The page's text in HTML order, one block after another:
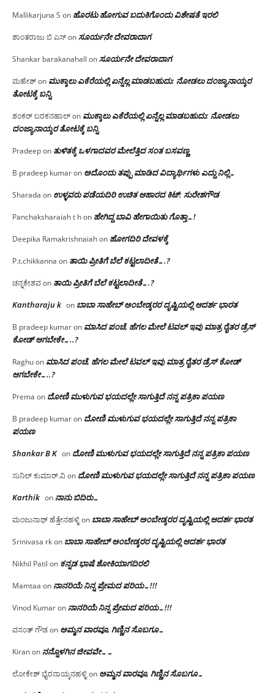
Mallikarjuna S on ಹೊರಟು ಹೋಗುವ ಬದುಕಿಗೊಂದು ವಿಶೇಷತೆ ಇರಲಿ
ಶಾಂತರಾಜು ಬಿ ಎಸ್onಸೂರ್ಯನೇ ದೇವರಾದಾಗ
Shankar barakanahall onಸೂರ್ಯನೇ ದೇವರಾದಾಗ
ಮಹೇಶ್on ಮುಕ್ಕಾಲು ಎಕೆರೆಯಲ್ಲಿ ಏನ್ನೆಲ್ಲ‌ ಮಾಡಬಹುದು: ನೋಡಲು ದಂಜ್ಯಾನಾಯ್ಕರ
ತೋಟಕ್ಕೆ ಬನ್ನಿ
ಶಂಕರ್ ಬರಕನಹಾಲ್on ಮುಕ್ಕಾಲು ಎಕೆರೆಯಲ್ಲಿ ಏನ್ನೆಲ್ಲ‌ ಮಾಡಬಹುದು: ನೋಡಲು
ದಂಜ್ಯಾನಾಯ್ಕರ ತೋಟಕ್ಕೆ ಬನ್ನಿ
Pradeepon ತುಳಿತಕ್ಕೆ ಒಳಗಾದವರ ಮೇಲೆತ್ತಿದ ಸಂತ ಬಸವಣ್ಣ
B pradeep kumaron ಅದೊಂದು ತಪ್ಪು ಮಾಡಿದ ವಿದ್ಯಾರ್ಥಿಗಳು ಎದ್ದು ನಿಲ್ಲಿ…
Sharada on ಉಳ್ಳವರು ಪಡೆಯದಿರಿ ಉಚಿತ ಆಹಾರದ ಕಿಟ್: ಸುರೇಶಗೌಡ
Panchaksharaiah t hon ಹೇಗಿದ್ದ ಬಾವಿ ಹೇಗಾಯಿತು ಗೊತ್ತಾ…!
Deepika Ramakrishnaiahon ಹೋಗದಿರಿ ದೇವಳಕ್ಕೆ
P.t.chikkanna on ತಾಯಿ ಪ್ರೀತಿಗೆ ಬೆಲೆ ಕಟ್ಟಲಾದೀತೆ….?
ಚನ್ನಕೇಶವon ತಾಯಿ ಪ್ರೀತಿಗೆ ಬೆಲೆ ಕಟ್ಟಲಾದೀತೆ….?
Kantharaju k on ಬಾಬಾ ಸಾಹೇಬ್ ಅಂಬೇಡ್ಕರರ ದೃಷ್ಟಿಯಲ್ಲಿ ಆದರ್ಶ ಭಾರತ
B pradeep kumaron ಮಾಸಿದ ಪಂಚೆ, ಹೆಗಲ ಮೇಲೆ ಟವಲ್‌ ಇವು ಮಾತ್ರ ರೈತರ ಡ್ರೆಸ್‌
ಕೋಡ್ ಆಗಬೇಕೇ…..?‌
Raghuon ಮಾಸಿದ ಪಂಚೆ, ಹೆಗಲ ಮೇಲೆ ಟವಲ್‌ ಇವು ಮಾತ್ರ ರೈತರ ಡ್ರೆಸ್‌ ಕೋಡ್
ಆಗಬೇಕೇ…..?‌
Prema on ದೋಣಿ ಮುಳುಗುವ ಭಯದಲ್ಲೇ ಸಾಗುತ್ತಿದೆ ನನ್ನ ಪತ್ರಿಕಾ ಪಯಣ
B pradeep kumaron ದೋಣಿ ಮುಳುಗುವ ಭಯದಲ್ಲೇ ಸಾಗುತ್ತಿದೆ ನನ್ನ ಪತ್ರಿಕಾ
ಪಯಣ
Shankar B K on ದೋಣಿ ಮುಳುಗುವ ಭಯದಲ್ಲೇ ಸಾಗುತ್ತಿದೆ ನನ್ನ ಪತ್ರಿಕಾ ಪಯಣ
ಸುನಿಲ್ ಕುಮಾರ್.ವಿon ದೋಣಿ ಮುಳುಗುವ ಭಯದಲ್ಲೇ ಸಾಗುತ್ತಿದೆ ನನ್ನ ಪತ್ರಿಕಾ ಪಯಣ
Karthik on ನಾನು ಬಿದಿರು…
ಮಂಜುನಾಥ್ ಹೆತ್ತೇನಹಳ್ಳಿon ಬಾಬಾ ಸಾಹೇಬ್ ಅಂಬೇಡ್ಕರರ ದೃಷ್ಟಿಯಲ್ಲಿ ಆದರ್ಶ ಭಾರತ
Srinivasa rkon ಬಾಬಾ ಸಾಹೇಬ್ ಅಂಬೇಡ್ಕರರ ದೃಷ್ಟಿಯಲ್ಲಿ ಆದರ್ಶ ಭಾರತ
Nikhil Patil on ಕನ್ನಡ ಭಾಷೆ ಶೋಕಿಯಾಗದಿರಲಿ
Mamtaa on ನಾನರಿಯೆ ನಿನ್ನ ಪ್ರೇಮದ ಪರಿಯ…!!!
Vinod Kumaron ನಾನರಿಯೆ ನಿನ್ನ ಪ್ರೇಮದ ಪರಿಯ…!!!
ವಸಂತ್ ಗೌಡon ಅಮ್ಮನ ವಾರವೂ, ಗಿಣ್ಣಿನ ಸೊಬಗೂ…
Kiranon ನನ್ನೊಳಗಿನ ಜೀವವೇ……
ಲೋಕೇಶ್ ಭೈರನಾಯ್ಕನಹಳ್ಳಿon ಅಮ್ಮನ ವಾರವೂ, ಗಿಣ್ಣಿನ ಸೊಬಗೂ…